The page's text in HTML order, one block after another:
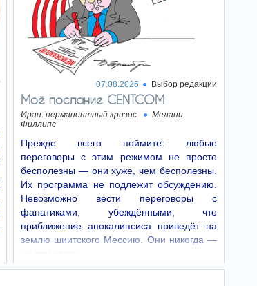
Правильно подобранный
завтрак из цельнозерновых злаков
способствовал улучшению работы сердечно-
сосудистой системы и эффективному
снижению уровня «плохого» холестерина.
Главным компонентом, отвечающим…
ДТП около
Хайфы, тяжело
травмирован мотоциклист
трассе недалеко от развязки
Атлит, к югу от Хайфы, в результате аварии
был тяжело травмирован мужчина примерно
30 лет, ехавший на мотоцикле.
04:27
В 2018 году
произошло тревожное
событие, которое многие
не заметили
снижение. Если в шестидесятых на женщину
07.08.2026 Выбор редакции
Моё послание CENTCOM
Иран: перманентный кризис
Мелани
Филлипс
Прежде всего поймите: любые
переговоры с этим режимом не просто
бесполезны — они хуже, чем бесполезны.
Их программа не подлежит обсуждению.
Невозможно вести переговоры с
фанатиками, убеждёнными, что
приближение апокалипсиса приведёт на
землю шиитского Мессию. Они никогда —